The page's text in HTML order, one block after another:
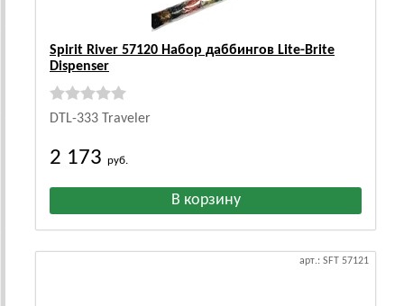
Spirit River 57120 Набор даббингов Lite-Brite
Dispenser
DTL-333 Traveler
2 173 руб.
арт.: SFT 57121